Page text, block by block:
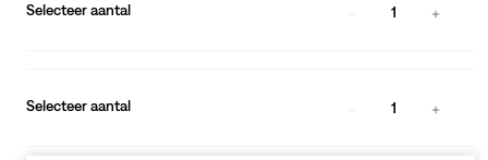
Selecteer aantal 1
Selecteer aantal 1